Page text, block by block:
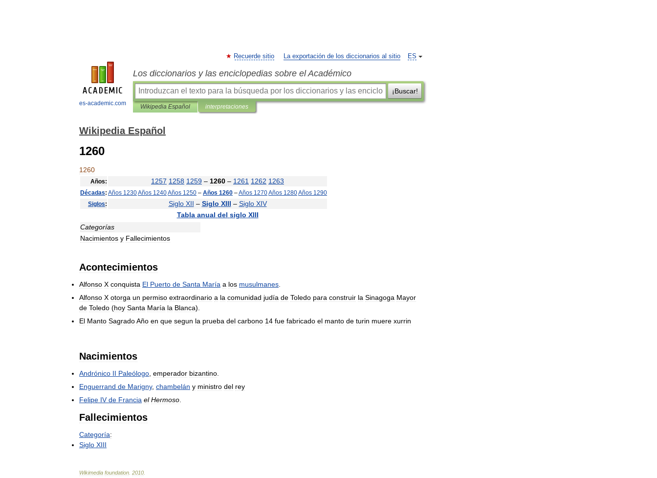
es-academic.com
ES
Recuerde sitio La exportación de los diccionarios al sitio
Los diccionarios y las enciclopedias sobre el Académico
¡Buscar!
Wikipedia Español interpretaciones
Wikipedia Español
1260
1260
Años: 1257 1258 1259 – 1260 – 1261 1262 1263
Décadas: Años 1230Años 1240Años 1250 – Años 1260 –Años 1270Años 1280Años 1290
Siglos: Siglo XII – Siglo XIII – Siglo XIV
Tabla anual del siglo XIII
Categorías
Nacimientos y Fallecimientos
Acontecimientos
Alfonso X conquista El Puerto de Santa María a los musulmanes
Alfonso X otorga un permiso extraordinario a la comunidad judía de Toledo para construir la Sinagoga Mayor
de Toledo (hoy Santa María la Blanca).
El Manto SagradoAño en que segun la prueba del carbono 14 fue fabricado el manto de turin muere xurrin
Nacimientos
Andrónico II Paleólogo emperador bizantino
Enguerrand de Marigny, chambelán y ministro del rey
Felipe IV de Francia el Hermoso
Fallecimientos
Categoría:
Siglo XIII
Wikimedia foundation 2010